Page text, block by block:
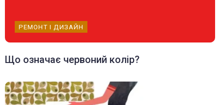
РЕМОНТ І ДИЗАЙН
Що означає червоний колір?